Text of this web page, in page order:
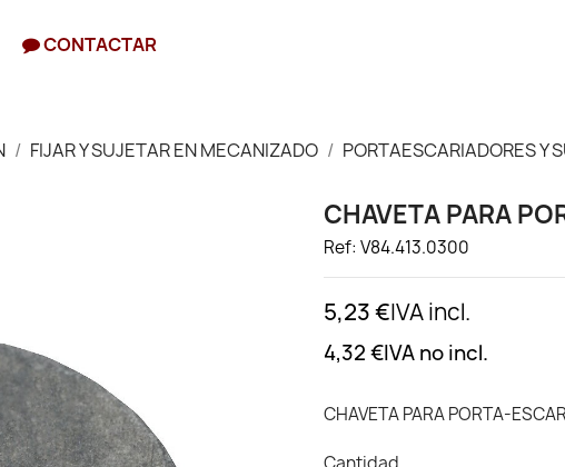
CONTACTAR
FIJAR Y SUJETAR EN MECANIZADO PORTAESCARIADORES Y
CHAVETA PARA
Ref: V84.413.0300
5,23 €IVA incl.
4,32 €IVA no incl.
CHAVETA PARA PORTA-